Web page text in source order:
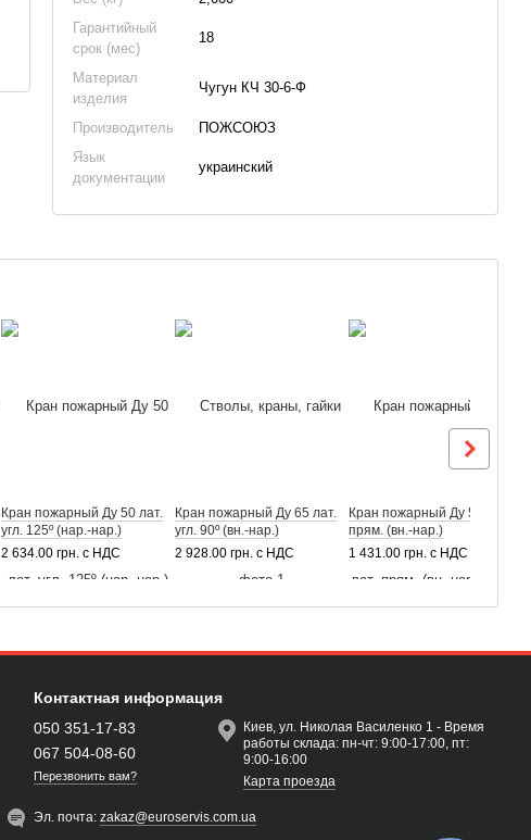
Гарантийный
срок (мес)
18
Материал
изделия
Чугун КЧ 30-6-Ф
Производитель
ПОЖСОЮЗ
Язык
документации
украинский
Кран пожарный Ду 50 лат.
угл. 125º (нар.-нар.)
2 634.00 грн. с НДС
Кран пожарный Ду 65 лат.
угл. 90º (вн.-нар.)
2 928.00 грн. с НДС
Кран пожарный Ду 50 лат.
прям. (вн.-нар.)
1 431.00 грн. с НДС
Контактная информация
050 351-17-83
067 504-08-60
Перезвонить вам?
Киев, ул. Николая Василенко 1 - Время
работы склада: пн-чт: 9:00-17:00, пт:
9:00-16:00
Карта проезда
Эл. почта:zakaz@euroservis.com.ua